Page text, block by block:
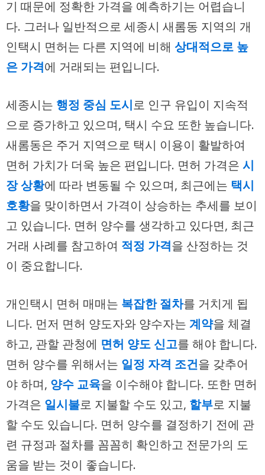
기 때문에 정확한 가격을 예측하기는 어렵습니
다. 그러나 일반적으로 세종시 새롬동 지역의 개
인택시 면허는 다른 지역에 비해 상대적으로 높
은 가격에 거래되는 편입니다.
세종시는 행정 중심 도시로 인구 유입이 지속적
으로 증가하고 있으며, 택시 수요 또한 높습니다.
새롬동은 주거 지역으로 택시 이용이 활발하여
면허 가치가 더욱 높은 편입니다. 면허 가격은 시
장 상황에 따라 변동될 수 있으며, 최근에는 택시
호황을 맞이하면서 가격이 상승하는 추세를 보이
고 있습니다. 면허 양수를 생각하고 있다면, 최근
거래 사례를 참고하여 적정 가격을 산정하는 것
이 중요합니다.
개인택시 면허 매매는 복잡한 절차를 거치게 됩
니다. 먼저 면허 양도자와 양수자는 계약을 체결
하고, 관할 관청에 면허 양도 신고를 해야 합니다.
면허 양수를 위해서는 일정 자격 조건을 갖추어
야 하며, 양수 교육을 이수해야 합니다. 또한 면허
가격은 일시불로 지불할 수도 있고, 할부로 지불
할 수도 있습니다. 면허 양수를 결정하기 전에 관
련 규정과 절차를 꼼꼼히 확인하고 전문가의 도
움을 받는 것이 좋습니다.